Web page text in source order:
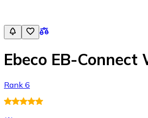
Ebeco EB-Connect
Rank 6